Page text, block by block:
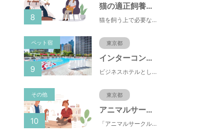
猫の適正飼養クイズ
猫を飼う上で必要な責任やマナー、健康管理について学ぶことができます。
8
ペット宿 東京都
インターコンチネンタル東京ベイ
ビジネスホテルとして有名な東横INN(東横イン)がペットと一緒に泊まれるプランをスタートしました。東横INNは、ペット専用Instagramもスタートしており、飼い主の間で話題になっています。
9
その他 東京都
アニマルサークル
「アニマルサークル」は、簡単な質問に答えることで、自身のウェルビーイングの状態を診断し、ペットとの関係性や生活環境改善のヒントを提供するオンラインサービスです。日々の生活に潜むストレスや孤独感を見える化し、ペットとの生活を通じて、心と体の健康づくりに役立てていただくことを目指しています。
10